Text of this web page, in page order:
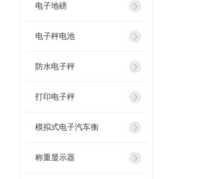
电子地磅
电子秤电池
防水电子秤
打印电子秤
模拟式电子汽车衡
称重显示器